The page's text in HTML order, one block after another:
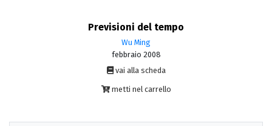
Previsioni del tempo
Wu Ming
febbraio 2008
vai alla scheda
metti nel carrello